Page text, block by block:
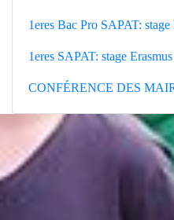
1eres Bac Pro SAPAT: stage
1eres SAPAT: stage
CONFÉRENCE DES